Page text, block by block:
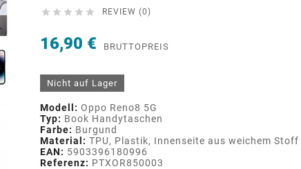
     REVIEW (0)
16,90 € BRUTTOPREIS
Nicht auf Lager
Modell: Oppo Reno8 5G
Typ: Book Handytaschen
Farbe: Burgund
Material: TPU, Plastik, Innenseite aus weichem Stoff
EAN: 5903396180996
Referenz: PTXOR850003